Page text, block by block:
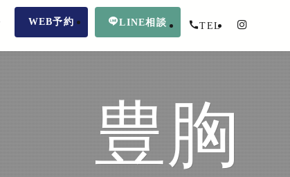
WEB予約 LINE相談 TEL
豊胸